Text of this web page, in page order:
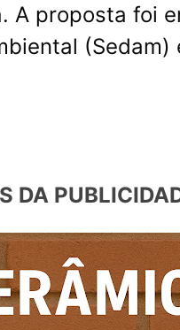
A proposta foi
DA